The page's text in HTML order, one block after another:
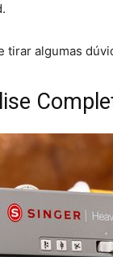
tirar algumas